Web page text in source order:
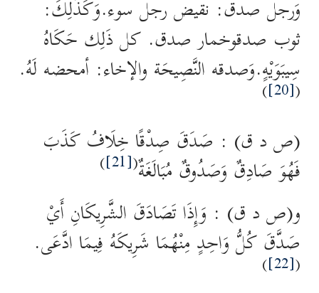
وَرجل صدق: نقيض رجل سوء.وَكَذَلِكَ:
ثوب صدقوخمار صدق. كل ذَلِك حَكَاهُ
سِيبَوَيْهٍ.وَصدقه النَّصِيحَة والإخاء: أمحضه لَهُ.(
[20]
)
(ص د ق) : صَدَقَ صِدْقًا خِلَافُ كَذَبَ
فَهُوَ صَادِقٌ وَصَدُوقٌ مُبَالَغَةٌ(
[21]
)
و(ص د ق) : وَإِذَا تَصَادَقَ الشَّرِيكَانِ أَيْ
صَدَّقَ كُلُّ وَاحِدٍ مِنْهُمَا شَرِيكَهُ فِيمَا ادَّعَى.(
[22]
)